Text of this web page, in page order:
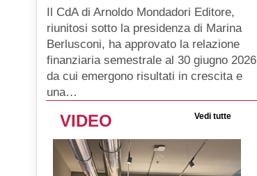
Il CdA di Arnoldo Mondadori Editore,
riunitosi sotto la presidenza di Marina
Berlusconi, ha approvato la relazione
finanziaria semestrale al 30 giugno 2026
da cui emergono risultati in crescita e
una…
VIDEO Vedi tutte